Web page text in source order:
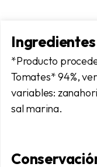
Ingredientes
*Producto
Tomates* 94%,
variables:
sal marina.